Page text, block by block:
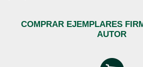
COMPRAR EJEMPLARES
AUTOR